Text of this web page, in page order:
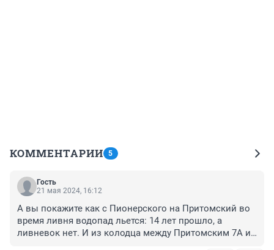
КОММЕНТАРИИ 5
Гость
21 мая 2024, 16:12
А вы покажите как с Пионерского на Притомский во
время ливня водопад льется: 14 лет прошло, а
ливневок нет. И из колодца между Притомским 7А и